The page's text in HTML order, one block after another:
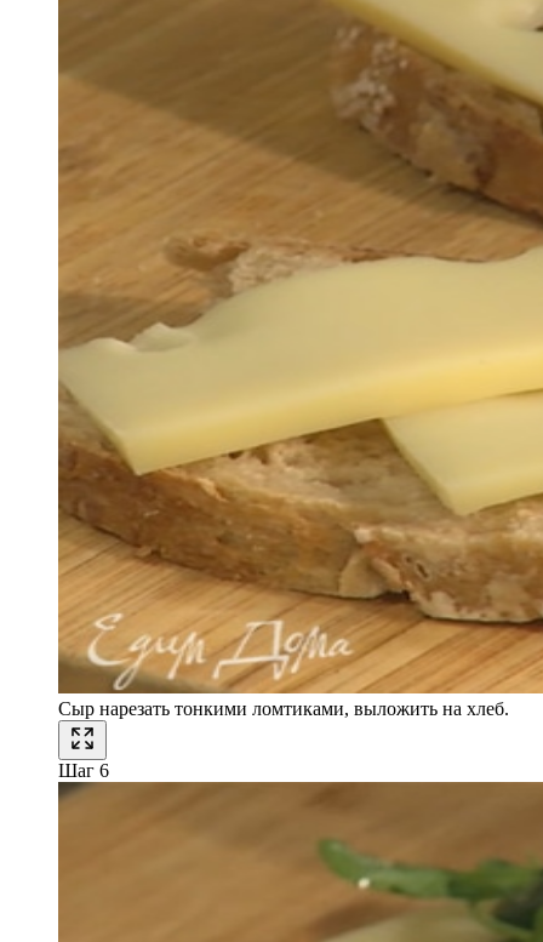
Сыр нарезать тонкими ломтиками, выложить на хлеб.
Шаг 6